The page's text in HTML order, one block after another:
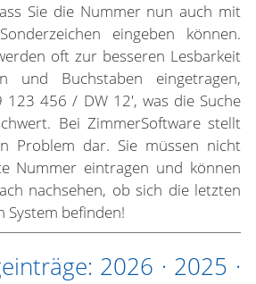
Sie die Nummer nun auch mit
eingeben können.
oft zur besseren Lesbarkeit
und Buchstaben eingetragen,
123 456 / DW 12', was die Suche
Bei ZimmerSoftware stellt
Problem dar. Sie müssen nicht
Nummer eintragen und können
nachsehen, ob sich die letzten
System befinden!
2026 · 2025 ·